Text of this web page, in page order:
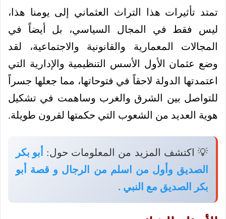
تمتد تأثيرات هذا التراث العثماني إلى يومنا هذا،
ليس فقط في المجال السياسي، بل أيضاً في
المجالات المعمارية والقانونية والاجتماعية، لقد
وضع عثمان الأول الأسس التنظيمية والإدارية التي
اعتمدتها الدولة لاحقاً في فتوحاتها، مما جعلها جسراً
للتواصل بين الشرق والغرب وساهمت في تشكيل
هوية العديد من الشعوب التي حكمتها لقرون طويلة.
💡 اكتشف المزيد من المعلومات حول:
أبو بكر
الصديق وأول من اسلم من الرجال و قصة أبو
بكر الصديق مع النبي .